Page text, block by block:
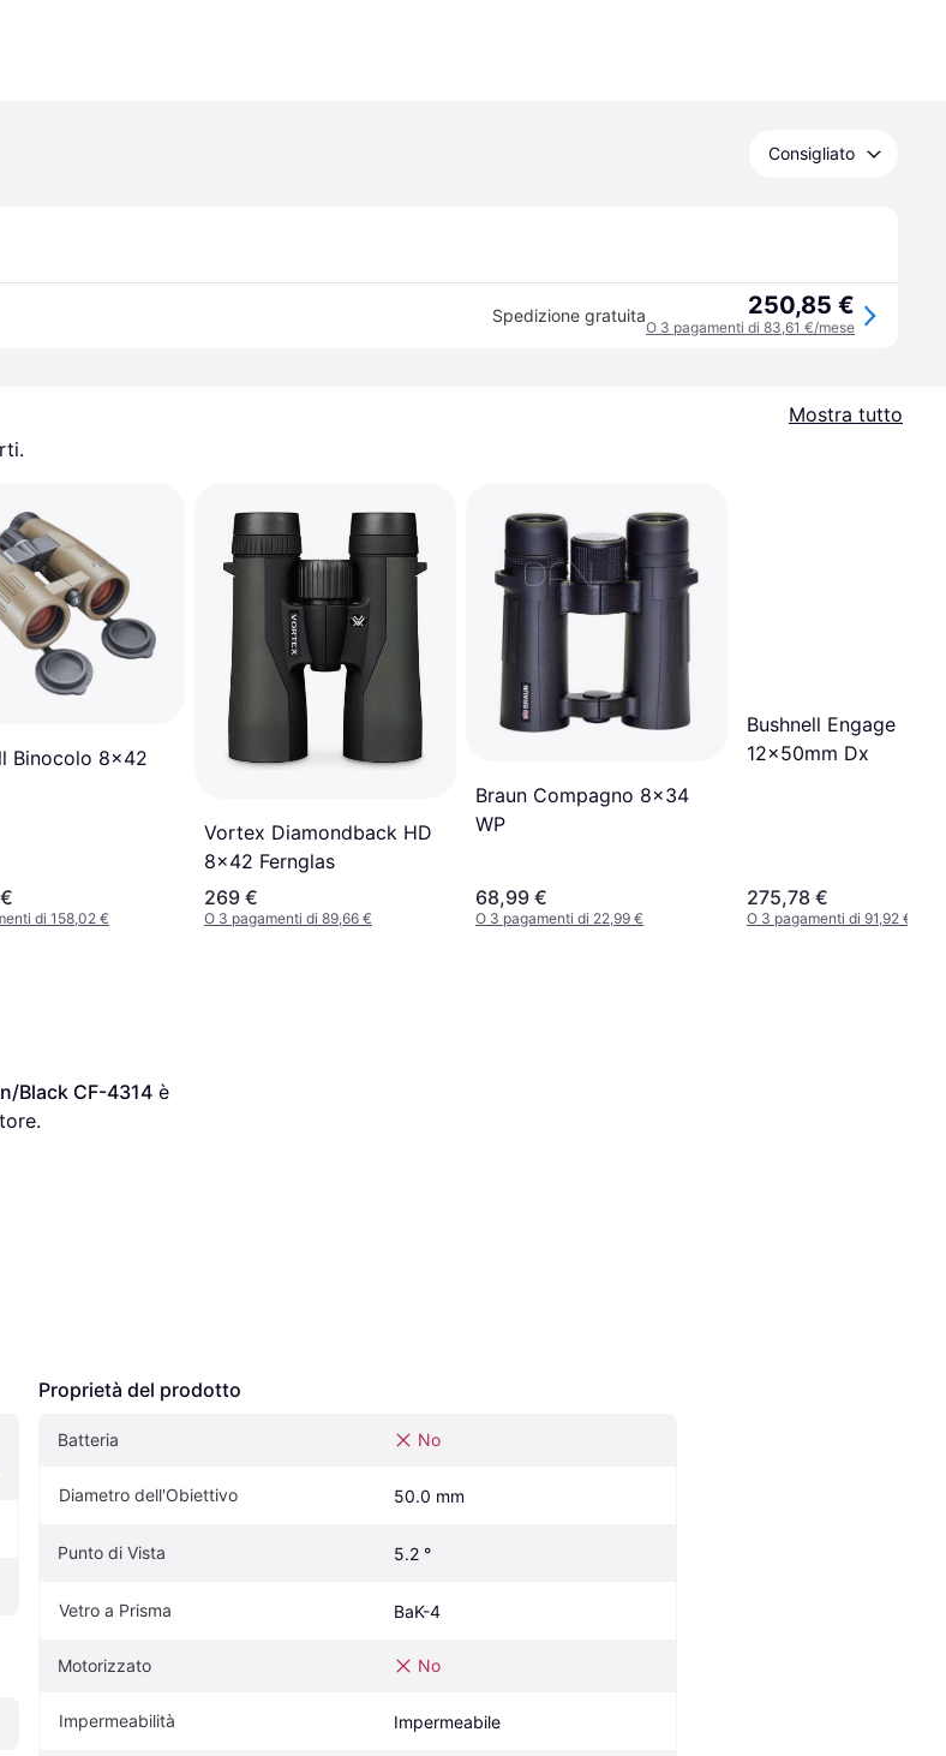
Consigliato
Spedizione gratuita 250,85 €
O 3 pagamenti di 83,61 €/mese
Mostra tutto
Binocolo 8x42
di 158,02 €
Vortex Diamondback HD
8x42 Fernglas
269 €
O 3 pagamenti di 89,66 €
Braun Compagno 8x34
WP
68,99 €
O 3 pagamenti di 22,99 €
Bushnell Engage
12x50mm Dx
275,78 €
O 3 pagamenti di 91,92 €
Black CF-4314
Proprietà del prodotto
Batteria No
Diametro dell'Obiettivo 50.0 mm
Punto di Vista 5.2 °
Vetro a Prisma BaK-4
Motorizzato No
Impermeabilità Impermeabile